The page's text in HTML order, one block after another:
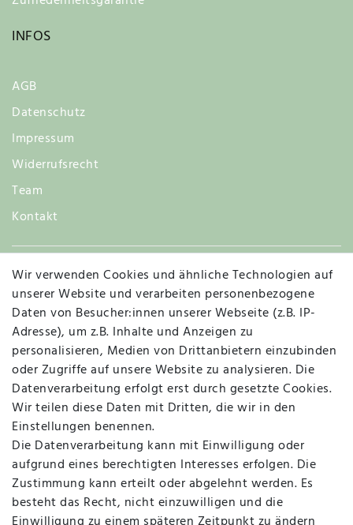
INFOS
AGB
Datenschutz
Impressum
Widerrufsrecht
Team
Kontakt
Widerruf
Vertrag widerrufen Kontakt
MAPALI VOR ORT
Herzogstraße 10
47533 Kleve
Montag, Dienstag, Donnerstag, Freitag
Wir verwenden Cookies und ähnliche Technologien auf
unserer Website und verarbeiten personenbezogene
Daten von Besucher:innen unserer Webseite (z.B. IP-
Adresse), um z.B. Inhalte und Anzeigen zu
personalisieren, Medien von Drittanbietern einzubinden
oder Zugriffe auf unsere Website zu analysieren. Die
Datenverarbeitung erfolgt erst durch gesetzte Cookies.
Wir teilen diese Daten mit Dritten, die wir in den
Einstellungen benennen.
Die Datenverarbeitung kann mit Einwilligung oder
aufgrund eines berechtigten Interesses erfolgen. Die
Zustimmung kann erteilt oder abgelehnt werden. Es
besteht das Recht, nicht einzuwilligen und die